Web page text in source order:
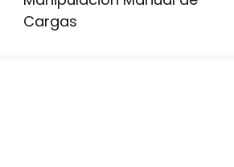
Cargas